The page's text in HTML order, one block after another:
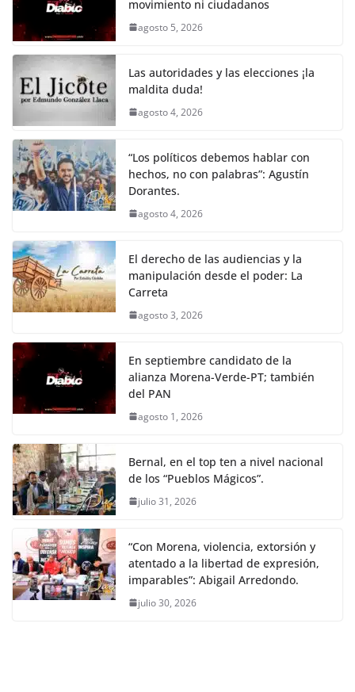
p k m
b
o
o
k
t
t
e
r
i
l
t
A
p
p
y
i
n
k
e
r
a
m
movimiento ni ciudadanos
agosto 5, 2026
Las autoridades y las elecciones ¡la
maldita duda!
agosto 4, 2026
“Los políticos debemos hablar con
hechos, no con palabras”: Agustín
Dorantes.
agosto 4, 2026
El derecho de las audiencias y la
manipulación desde el poder: La
Carreta
agosto 3, 2026
En septiembre candidato de la
alianza Morena-Verde-PT; también
del PAN
agosto 1, 2026
Bernal, en el top ten a nivel nacional
de los “Pueblos Mágicos”.
julio 31, 2026
“Con Morena, violencia, extorsión y
atentado a la libertad de expresión,
imparables”: Abigail Arredondo.
julio 30, 2026